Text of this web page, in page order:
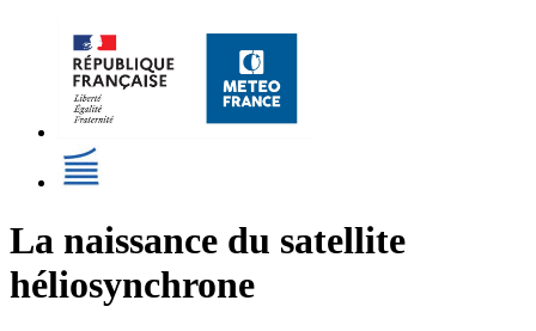
La naissance du satellite
héliosynchrone